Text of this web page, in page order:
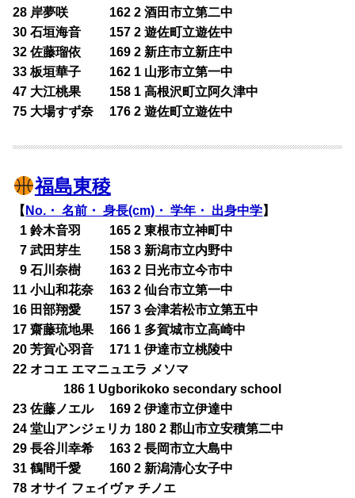
28 岸夢咲 162 2 酒田市立第二中
30 石垣海音 157 2 遊佐町立遊佐中
32 佐藤瑠依 169 2 新庄市立新庄中
33 板垣華子 162 1 山形市立第一中
47 大江桃果 158 1 高根沢町立阿久津中
75 大場すず奈 176 2 遊佐町立遊佐中
福島東稜
【 No.・ 名前・ 身長(cm)・ 学年・ 出身中学】
1 鈴木音羽 165 2 東根市立神町中
07 武田芽生 158 3 新潟市立内野中
09 石川奈樹 163 2 日光市立今市中
11 小山和花奈 163 2 仙台市立第一中
16 田部翔愛 157 3 会津若松市立第五中
17 齋藤琉地果 166 1 多賀城市立高崎中
20 芳賀心羽音 171 1 伊達市立桃陵中
22 オコエ エマニュエラ メソマ
186 1 Ugborikoko secondary school
23 佐藤ノエル 169 2 伊達市立伊達中
24 堂山アンジェリカ 180 2 郡山市立安積第二中
29 長谷川幸希 163 2 長岡市立大島中
31 鶴間千愛 160 2 新潟清心女子中
78 オサイ フェイヴァ チノエ